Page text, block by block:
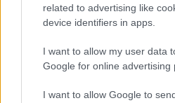
related to advertising like
device identifiers in apps.
I want to allow my user data
Google for online advertising
I want to allow Google to
Egy különleges
alijázó érkezett